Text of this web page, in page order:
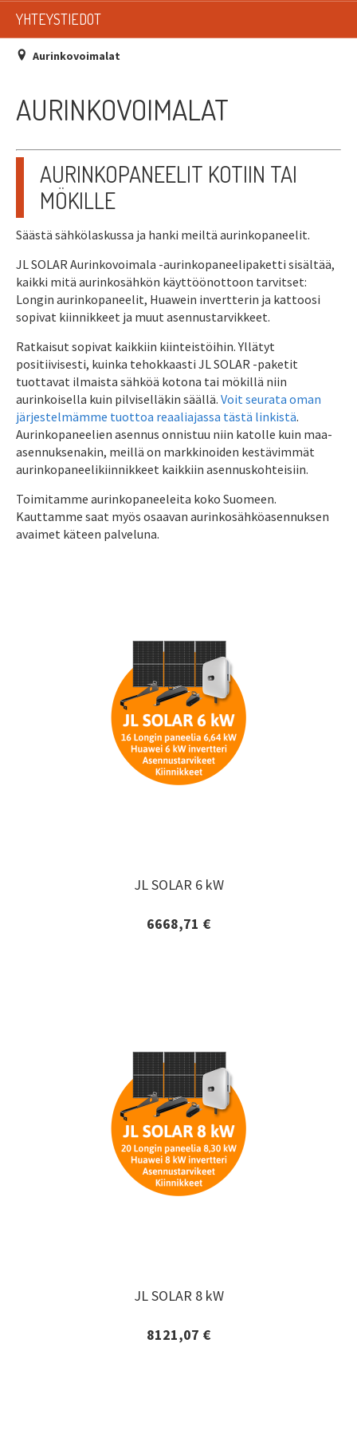
LISTAT
SADEVESIJÄRJESTELMÄT
KATTOLUUKUT JA KATTOLÄPIVIENNIT
TARVIKKEET
TARJOUSTUOTTEET
PYYDÄ TARJOUS ASENNUKSESTA
YHTEYSTIEDOT
Aurinkovoimalat
AURINKOVOIMALAT
AURINKOPANEELIT KOTIIN TAI
MÖKILLE
Säästä sähkölaskussa ja hanki meiltä aurinkopaneelit.
JL SOLAR Aurinkovoimala -aurinkopaneelipaketti sisältää,
kaikki mitä aurinkosähkön käyttöönottoon tarvitset:
Longin aurinkopaneelit, Huawein invertterin ja kattoosi
sopivat kiinnikkeet ja muut asennustarvikkeet.
Ratkaisut sopivat kaikkiin kiinteistöihin. Yllätyt
positiivisesti, kuinka tehokkaasti JL SOLAR -paketit
tuottavat ilmaista sähköä kotona tai mökillä niin
aurinkoisella kuin pilviselläkin säällä. Voit seurata oman
järjestelmämme tuottoa reaaliajassa tästä linkistä.
Aurinkopaneelien asennus onnistuu niin katolle kuin maa-
asennuksenakin, meillä on markkinoiden kestävimmät
aurinkopaneelikiinnikkeet kaikkiin asennuskohteisiin.
Toimitamme aurinkopaneeleita koko Suomeen.
Kauttamme saat myös osaavan aurinkosähköasennuksen
avaimet käteen palveluna.
JL SOLAR 6 kW
6668,71 €
JL SOLAR 6 kW
Lisätiedot ja tilaaminen
JL SOLAR 8 kW
8121,07 €
JL SOLAR 8 kW
Lisätiedot ja tilaaminen